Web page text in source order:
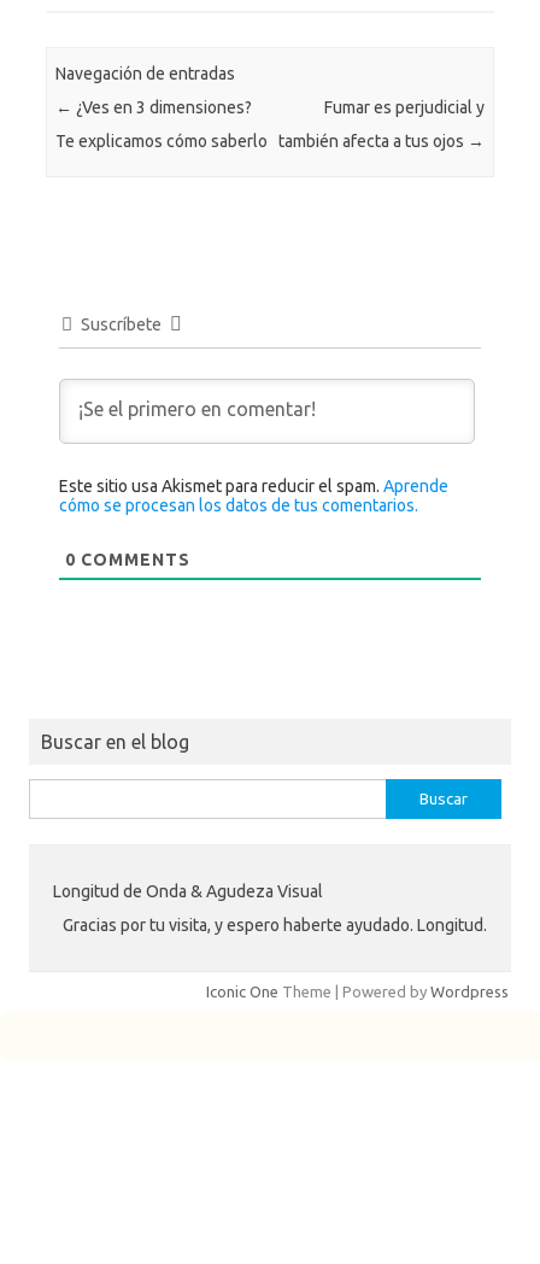
Navegación de entradas
← ¿Ves en 3 dimensiones?
Te explicamos cómo saberlo
Fumar es perjudicial y
también afecta a tus ojos →
Suscríbete
Este sitio usa Akismet para reducir el spam.Aprende
cómo se procesan los datos de tus comentarios.
0 COMMENTS
Buscar en el blog
Longitud de Onda & Agudeza Visual
Gracias por tu visita, y espero haberte ayudado. Longitud.
Iconic One Theme | Powered by Wordpress